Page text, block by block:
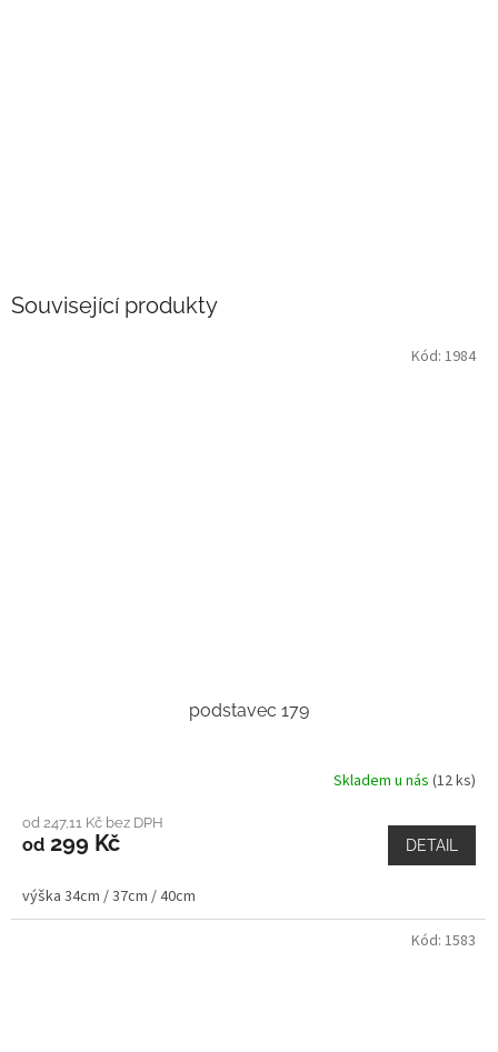
Související produkty
podstavec 179
Skladem u nás (12 ks)
od 247,11 Kč bez DPH
od 299 Kč DETAIL
výška 34cm / 37cm / 40cm
Kód: 1984
Kód: 1583